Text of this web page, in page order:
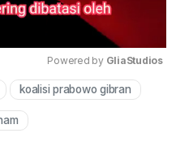
Mute
Powered by GliaStudios
koalisi prabowo gibran